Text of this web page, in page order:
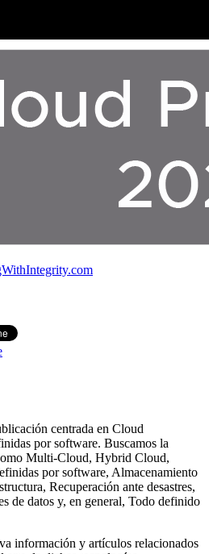
centrada en Cloud
por software. Buscamos la
Multi-Cloud, Hybrid Cloud,
por software, Almacenamiento
Recuperación ante desastres,
de datos y, en general, Todo definido
información y artículos relacionados